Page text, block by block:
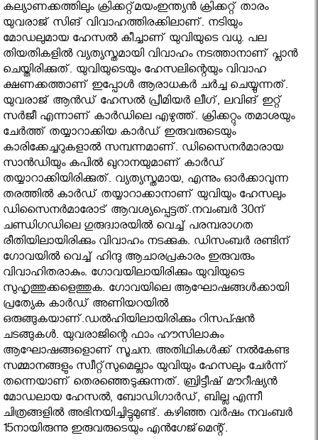
കല്യാണക്കത്തിലും ക്രിക്കറ്റ്മയംഇന്ത്യന്‍ ക്രിക്കറ്റ് താരം
യുവരാജ് സിങ് വിവാഹത്തിരക്കിലാണ്. നടിയും
മോഡലുമായ ഹേസല്‍ കീച്ചാണ് യുവിയുടെ വധു. പല
തിയതികളില്‍ വ്യത്യസ്തമായി വിവാഹം നടത്താനാണ് പ്ലാന്‍
ചെയ്തിരിക്കുത്. യുവിയുടെയും ഹേസലിന്റെയും വിവാഹ
ക്ഷണക്കത്താണ് ഇപ്പോള്‍ ആരാധകര്‍ ചര്‍ച്ച ചെയ്യുന്നത്.
യുവരാജ് ആന്‍ഡ് ഹേസല്‍ പ്രീമിയര്‍ ലീഗ്, ലവിങ് ഇറ്റ്
സര്‍ജീ എന്നാണ് കാര്‍ഡിലെ എഴുത്ത്. ക്രിക്കറ്റും തമാശയും
ചേര്‍ത്ത് തയ്യാറാക്കിയ കാര്‍ഡ് ഇരുവരുടെയും
കാരിക്കേച്ചറുകളാല്‍ സമ്പന്നമാണ്. ഡിസൈനര്‍മാരായ
സാന്‍ഡിയും കപില്‍ ഖുറാനയുമാണ് കാര്‍ഡ്
തയ്യാറാക്കിയിരിക്കുത്. വ്യത്യസ്തമായ, എന്നും ഓര്‍ക്കാവുന്ന
തരത്തില്‍ കാര്‍ഡ് തയ്യാറാക്കാനാണ് യുവിയും ഹേസലും
ഡിസൈനര്‍മാരോട് ആവശ്യപ്പെട്ടത്.നവംബര്‍ 30ന്
ചണ്ഡിഗഡിലെ ഗുരുദ്വാരയില്‍ വെച്ച് പരമ്പരാഗത
രീതിയിലായിരിക്കും വിവാഹം നടക്കുക. ഡിസംബര്‍ രണ്ടിന്
ഗോവയില്‍ വെച്ച് ഹിന്ദു ആചാരപ്രകാരം ഇരുവരും
വിവാഹിതരാകും. ഗോവയിലായിരിക്കും യുവിയുടെ
സുഹൃത്തുക്കളെത്തുക. ഗോവയിലെ ആഘോഷങ്ങള്‍ക്കായി
പ്രത്യേക കാര്‍ഡ് അണിയറയില്‍
ഒരുങ്ങുകയാണ്.ഡല്‍ഹിയിലായിരിക്കും റിസപ്ഷന്‍
ചടങ്ങുകള്‍. യുവരാജിന്റെ ഫാം ഹൗസിലാകും
ആഘോഷങ്ങളൊണ് സൂചന. അതിഥികള്‍ക്ക് നല്‍കേണ്ട
സമ്മാനങ്ങളും സ്വീറ്റ്‌സുമെല്ലാം യുവിയും ഹേസലും ചേര്‍ന്ന്
തന്നെയാണ് തെരഞ്ഞെടുക്കുന്നത്. ബ്രിട്ടീഷ് മൗറീഷ്യന്‍
മോഡലായ ഹേസല്‍, ബോഡിഗാര്‍ഡ്, ബില്ല എന്നീ
ചിത്രങ്ങളില്‍ അഭിനയിച്ചിട്ടുമുണ്ട്. കഴിഞ്ഞ വര്‍ഷം നവംബര്‍
15നായിരുന്നു ഇരുവരുടെയും എന്‍ഗേജ്‌മെന്റ്.